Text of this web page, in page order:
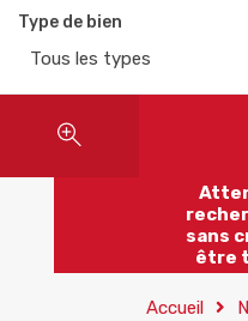
Type de bien
Tous les types
sans
être
Accueil